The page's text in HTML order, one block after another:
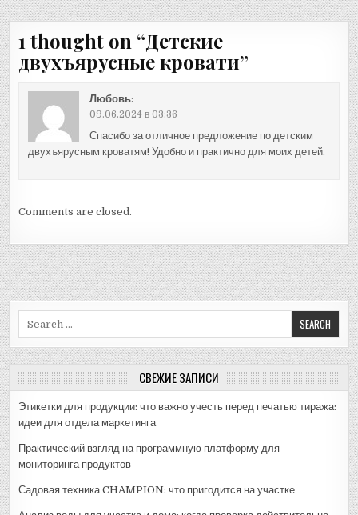
записям
1 thought on “Детские
двухъярусные кровати”
Любовь:
09.06.2024 в 03:36
Спасибо за отличное предложение по детским
двухъярусным кроватям! Удобно и практично для моих детей.
Comments are closed.
СВЕЖИЕ ЗАПИСИ
Этикетки для продукции: что важно учесть перед печатью тиража:
идеи для отдела маркетинга
Практический взгляд на программную платформу для
мониторинга продуктов
Садовая техника CHAMPION: что пригодится на участке